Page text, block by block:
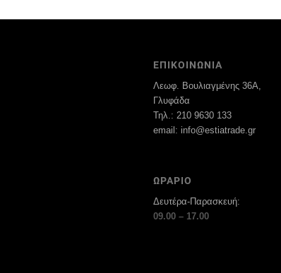
ΕΠΙΚΟΙΝΩΝΙΑ
Λεωφ. Βουλιαγμένης 36Α,
Γλυφάδα
Τηλ.: 210 9630 133
email: info@estiatrade.gr
ΩΡΑΡΙΟ
Δευτέρα-Παρασκευή:
09.00 – 17.00